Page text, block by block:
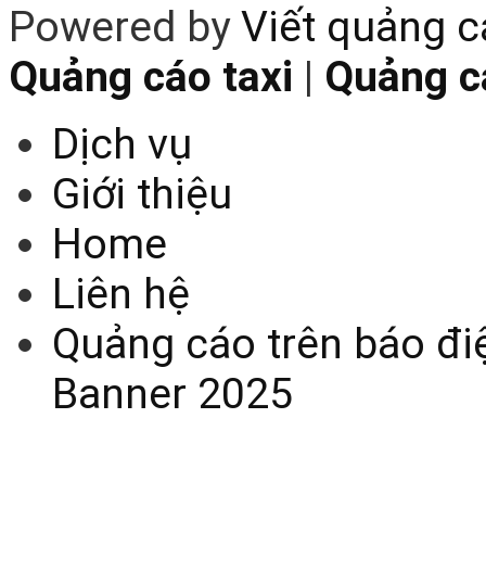
Powered byViết quảng
Quảng cáo taxi | Quảng
Dịch vụ
Giới thiệu
Home
Liên hệ
Quảng cáo trên báo
Banner 2025